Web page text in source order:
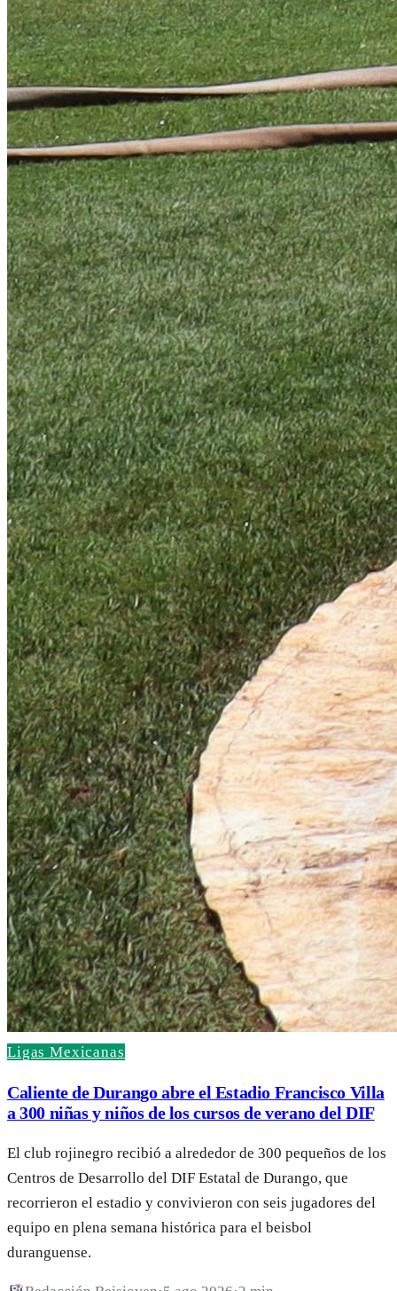
Ligas Mexicanas
Caliente de Durango abre el Estadio Francisco Villa
a 300 niñas y niños de los cursos de verano del DIF
El club rojinegro recibió a alrededor de 300 pequeños de los
Centros de Desarrollo del DIF Estatal de Durango, que
recorrieron el estadio y convivieron con seis jugadores del
equipo en plena semana histórica para el beisbol
duranguense.